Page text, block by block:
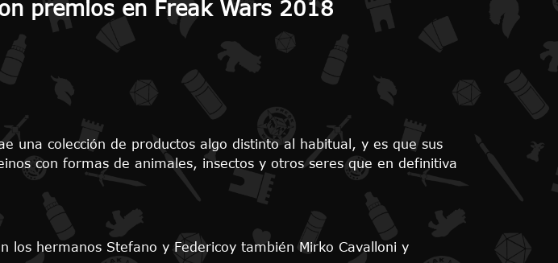
premios en Freak Wars 2018
una colección de productos algo distinto al habitual, y es que sus
con formas de animales, insectos y otros seres que en definitiva
hermanos Stefano y Federicoy también Mirko Cavalloni y